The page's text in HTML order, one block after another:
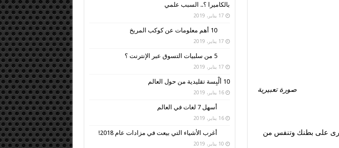
صورة تعبيرية
على بطنك وتنفس من
بالكاميرا ؟.. السبب علمي
17 يناير، 2019
10 أهم معلومات عن كوكب المريخ
17 يناير، 2019
5 من سلبيات التسوق عبر الإنترنت ؟
17 يناير، 2019
10 ألْبِسة تقليدية من حول العالم
16 يناير، 2019
أسهل 7 لغات في العالم
16 يناير، 2019
أغرب الأشياء التي بيعت في مزادات عام 2018!
10 يناير، 2019